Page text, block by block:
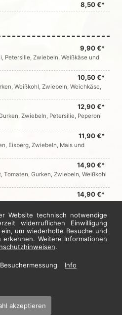
8,50 €*
9,90 €*
Petersilie, Zwiebeln, Weißkäse und
10,50 €*
Weißkohl, Zwiebeln, Weichkäse,
12,90 €*
Zwiebeln, Petersilie, Peperoni
11,90 €*
Eisberg, Zwiebeln, Mais und
14,90 €*
Tomaten, Gurken, Zwiebeln, Weißkohl
14,90 €*
bestellen
Abbildungen können ggf. abweichen.
Datenschutzhinweise
Website technisch notwendige
widerruflichen Einwilligung
um wiederholte Besuche und
Weitere Informationen
.
Besuchermessung
Info
akzeptieren